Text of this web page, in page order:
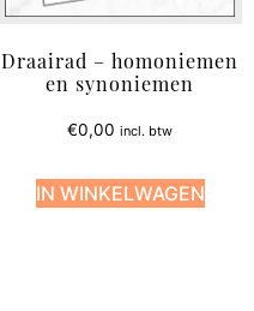
Draairad – homoniemen
en synoniemen
€0,00 incl. btw
IN WINKELWAGEN